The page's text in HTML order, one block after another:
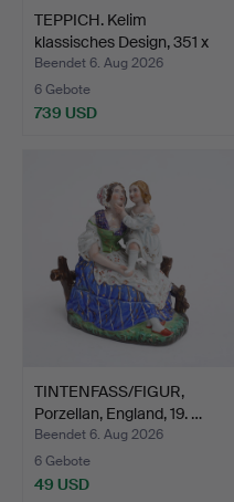
TEPPICH. Kelim
klassisches Design, 351 x
2…
Beendet 6. Aug 2026
6 Gebote
739 USD
TINTENFASS/FIGUR,
Porzellan, England, 19. …
Beendet 6. Aug 2026
6 Gebote
49 USD